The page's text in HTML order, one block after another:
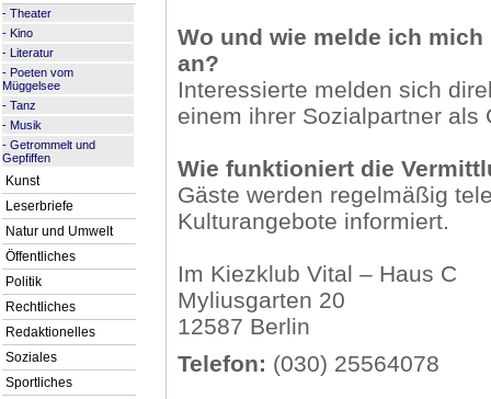
- Theater
- Kino
- Literatur
- Poeten vom
Müggelsee
- Tanz
- Musik
- Getrommelt und
Gepfiffen
Kunst
Leserbriefe
Natur und Umwelt
Öffentliches
Politik
Rechtliches
Redaktionelles
Soziales
Sportliches
Wo und wie melde ich mich
an?
Interessierte melden sich
einem ihrer Sozialpartner als
Wie funktioniert die
Gäste werden regelmäßig
Kulturangebote informiert.
Im Kiezklub Vital – Haus C
Myliusgarten 20
12587 Berlin
Telefon: (030) 25564078